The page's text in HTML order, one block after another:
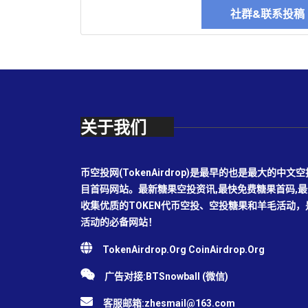
社群&联系投
关于我们
币空投网(TokenAirdrop)是最早的也是最大的中文
目首码网站。最新糖果空投资讯,最快免费糖果首码,
收集优质的TOKEN代币空投、空投糖果和羊毛活动
活动的必备网站！
TokenAirdrop.Org CoinAirdrop.Org
广告对接:BTSnowball (微信)
客服邮箱:zhesmail@163.com